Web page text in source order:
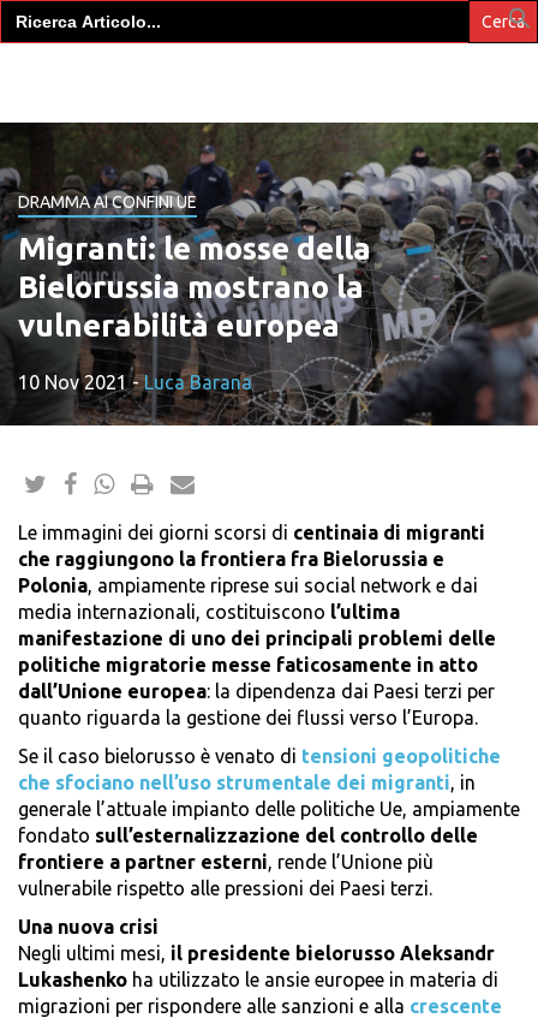
Search
for:
DRAMMA AI CONFINI UE
Migranti: le mosse della
Bielorussia mostrano la
vulnerabilità europea
10 Nov 2021-Luca Barana
Le immagini dei giorni scorsi di centinaia di migranti
che raggiungono la frontiera fra Bielorussia e
Polonia, ampiamente riprese sui social network e dai
media internazionali, costituiscono l’ultima
manifestazione di uno dei principali problemi delle
politiche migratorie messe faticosamente in atto
dall’Unione europea: la dipendenza dai Paesi terzi per
quanto riguarda la gestione dei flussi verso l’Europa.
Se il caso bielorusso è venato di tensioni geopolitiche
che sfociano nell’uso strumentale dei migranti, in
generale l’attuale impianto delle politiche Ue, ampiamente
fondato sull’esternalizzazione del controllo delle
frontiere a partner esterni, rende l’Unione più
vulnerabile rispetto alle pressioni dei Paesi terzi.
Una nuova crisi
Negli ultimi mesi, il presidente bielorusso Aleksandr
Lukashenko ha utilizzato le ansie europee in materia di
migrazioni per rispondere alle sanzioni e alla crescente